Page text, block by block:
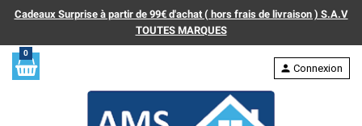
Cadeaux Surprise à partir de 99€ d'achat ( hors frais de livraison ) S.A.V
TOUTES MARQUES
0
person Connexion